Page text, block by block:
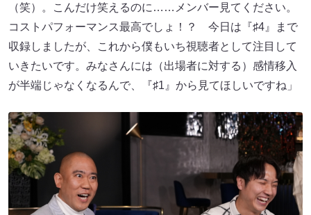
（笑）。こんだけ笑えるのに……メンバー見てください。
コストパフォーマンス最高でしょ！？ 今日は『♯4』まで
収録しましたが、これから僕もいち視聴者として注目して
いきたいです。みなさんには（出場者に対する）感情移入
が半端じゃなくなるんで、『♯1』から見てほしいですね」